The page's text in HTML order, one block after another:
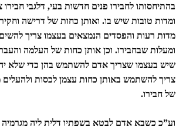
בהתיחסותו לחבירו פנים חדשות בעי, דלגבי
ומדות טובות שיש בו. ואותן כחות של דרישה
מדות רעות והפסדים הנמצאים בעצמו צריך
ומעלות שבחבירו. וכן אותן כחות של העלמה
שיש בעצמו שצריך אדם להשתמש בהן כדי שלא
צריך להשתמש באותן כחות עצמן לכסות ולהעלים
של חבירו.
וע”כ כשבא אדם לבטא בשפתיו דלית ליה מגרמיה